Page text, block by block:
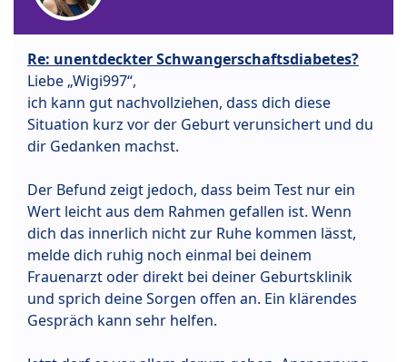
Re: unentdeckter Schwangerschaftsdiabetes?
Liebe „Wigi997“,
ich kann gut nachvollziehen, dass dich diese
Situation kurz vor der Geburt verunsichert und du
dir Gedanken machst.
Der Befund zeigt jedoch, dass beim Test nur ein
Wert leicht aus dem Rahmen gefallen ist. Wenn
dich das innerlich nicht zur Ruhe kommen lässt,
melde dich ruhig noch einmal bei deinem
Frauenarzt oder direkt bei deiner Geburtsklinik
und sprich deine Sorgen offen an. Ein klärendes
Gespräch kann sehr helfen.